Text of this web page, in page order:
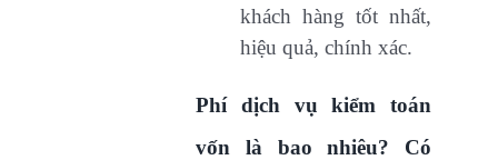
khách hàng tốt nhất,
hiệu quả, chính xác.
Phí dịch vụ kiểm toán
vốn là bao nhiêu? Có